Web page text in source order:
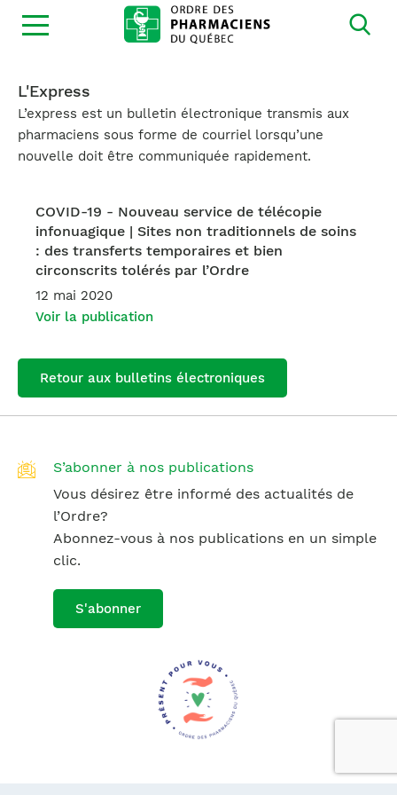
Ouvrir
la
L'Express
L’express est un bulletin électronique transmis aux
pharmaciens sous forme de courriel lorsqu’une
nouvelle doit être communiquée rapidement.
COVID-19 - Nouveau service de télécopie
infonuagique | Sites non traditionnels de soins
: des transferts temporaires et bien
circonscrits tolérés par l’Ordre
12 mai 2020
Voir la publication
Retour aux bulletins électroniques
S’abonner à nos publications
Vous désirez être informé des actualités de
l’Ordre?
Abonnez-vous à nos publications en un simple
clic.
S'abonner